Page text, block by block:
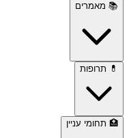
📚 מאמרים
💊 תרופות
🏥 תחומי עניין